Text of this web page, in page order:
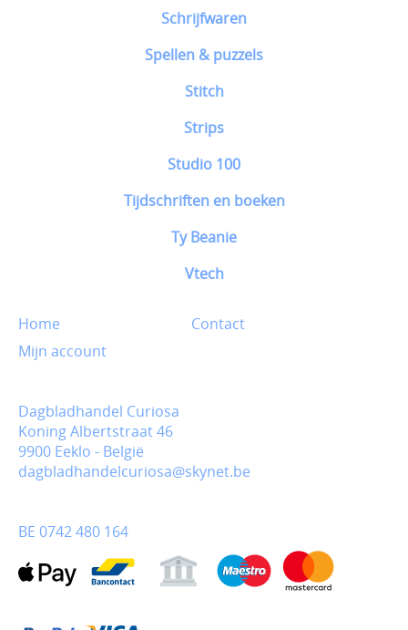
Schrijfwaren
Spellen & puzzels
Stitch
Strips
Studio 100
Tijdschriften en boeken
Ty Beanie
Vtech
Home
Contact
Mijn account
Dagbladhandel Curiosa
Koning Albertstraat 46
9900 Eeklo - België
dagbladhandelcuriosa@skynet.be
BE 0742 480 164